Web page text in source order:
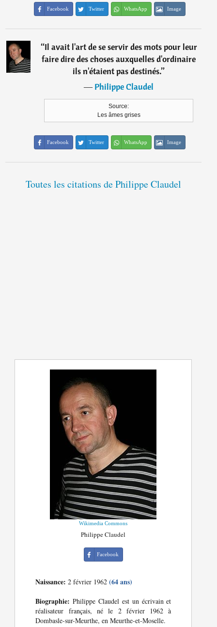
Facebook Twitter WhatsApp Image
“Il avait l'art de se servir des mots pour leur
faire dire des choses auxquelles d'ordinaire
ils n'étaient pas destinés.”
―Philippe Claudel
Source:
Les âmes grises
Facebook Twitter WhatsApp Image
Toutes les citations de Philippe Claudel
Wikimedia Commons
Philippe Claudel
Facebook
Naissance: 2 février 1962(64 ans)
Biographie: Philippe Claudel est un écrivain et
réalisateur français, né le 2 février 1962 à
Dombasle-sur-Meurthe, en Meurthe-et-Moselle.